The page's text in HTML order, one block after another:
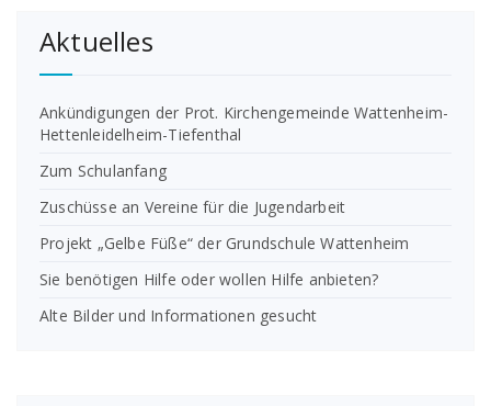
Aktuelles
Ankündigungen der Prot. Kirchengemeinde Wattenheim-
Hettenleidelheim-Tiefenthal
Zum Schulanfang
Zuschüsse an Vereine für die Jugendarbeit
Projekt „Gelbe Füße“ der Grundschule Wattenheim
Sie benötigen Hilfe oder wollen Hilfe anbieten?
Alte Bilder und Informationen gesucht